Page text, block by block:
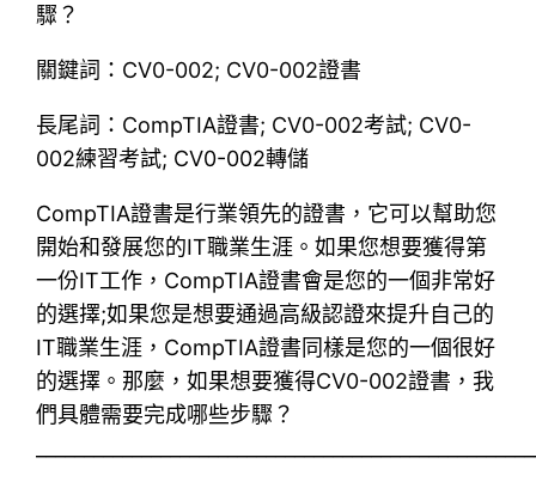
驟？
關鍵詞：CV0-002; CV0-002證書
長尾詞：CompTIA證書; CV0-002考試; CV0-
002練習考試; CV0-002轉儲
CompTIA證書是行業領先的證書，它可以幫助您
開始和發展您的IT職業生涯。如果您想要獲得第
一份IT工作，CompTIA證書會是您的一個非常好
的選擇;如果您是想要通過高級認證來提升自己的
IT職業生涯，CompTIA證書同樣是您的一個很好
的選擇。那麼，如果想要獲得CV0-002證書，我
們具體需要完成哪些步驟？